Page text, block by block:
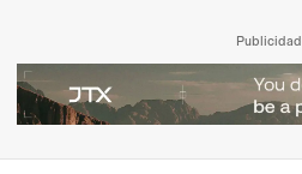
Publicidad